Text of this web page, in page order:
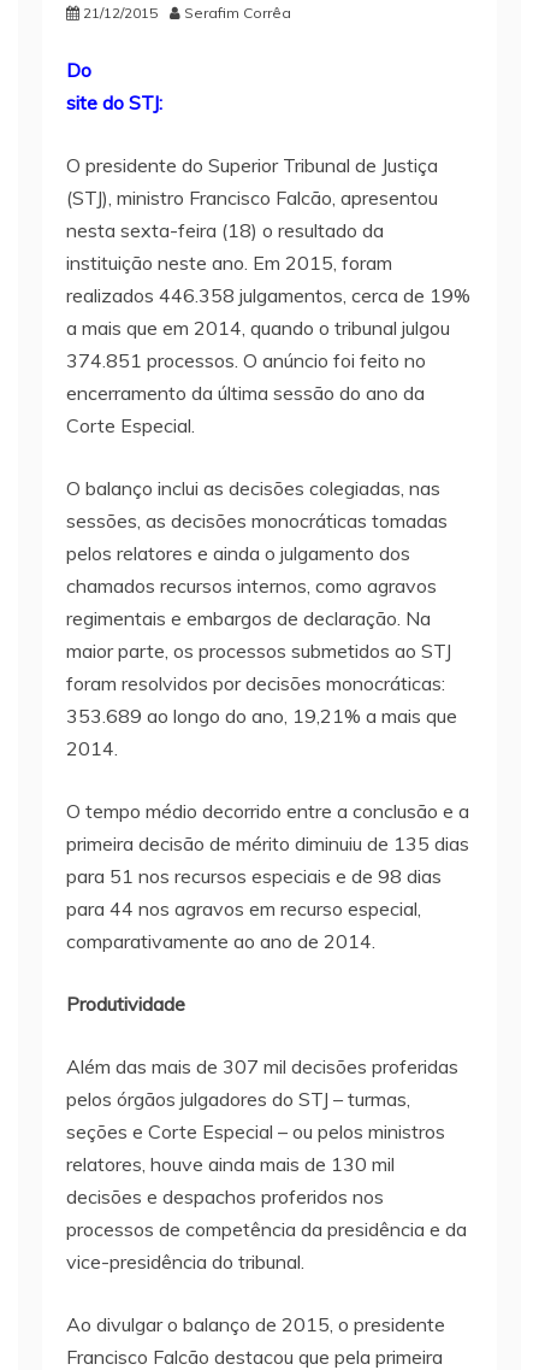
21/12/2015 Serafim Corrêa
Do
site do STJ:
O presidente do Superior Tribunal de Justiça
(STJ), ministro Francisco Falcão, apresentou
nesta sexta-feira (18) o resultado da
instituição neste ano. Em 2015, foram
realizados 446.358 julgamentos, cerca de 19%
a mais que em 2014, quando o tribunal julgou
374.851 processos. O anúncio foi feito no
encerramento da última sessão do ano da
Corte Especial.
O balanço inclui as decisões colegiadas, nas
sessões, as decisões monocráticas tomadas
pelos relatores e ainda o julgamento dos
chamados recursos internos, como agravos
regimentais e embargos de declaração. Na
maior parte, os processos submetidos ao STJ
foram resolvidos por decisões monocráticas:
353.689 ao longo do ano, 19,21% a mais que
2014.
O tempo médio decorrido entre a conclusão e a
primeira decisão de mérito diminuiu de 135 dias
para 51 nos recursos especiais e de 98 dias
para 44 nos agravos em recurso especial,
comparativamente ao ano de 2014.
Produtividade
Além das mais de 307 mil decisões proferidas
pelos órgãos julgadores do STJ – turmas,
seções e Corte Especial – ou pelos ministros
relatores, houve ainda mais de 130 mil
decisões e despachos proferidos nos
processos de competência da presidência e da
vice-presidência do tribunal.
Ao divulgar o balanço de 2015, o presidente
Francisco Falcão destacou que pela primeira